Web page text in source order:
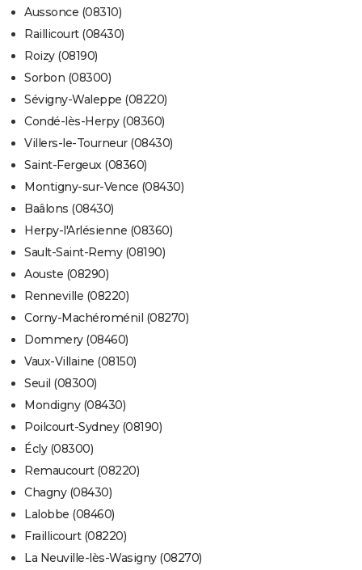
Aussonce (08310)
Raillicourt (08430)
Roizy (08190)
Sorbon (08300)
Sévigny-Waleppe (08220)
Condé-lès-Herpy (08360)
Villers-le-Tourneur (08430)
Saint-Fergeux (08360)
Montigny-sur-Vence (08430)
Baâlons (08430)
Herpy-l'Arlésienne (08360)
Sault-Saint-Remy (08190)
Aouste (08290)
Renneville (08220)
Corny-Machéroménil (08270)
Dommery (08460)
Vaux-Villaine (08150)
Seuil (08300)
Mondigny (08430)
Poilcourt-Sydney (08190)
Écly (08300)
Remaucourt (08220)
Chagny (08430)
Lalobbe (08460)
Fraillicourt (08220)
La Neuville-lès-Wasigny (08270)